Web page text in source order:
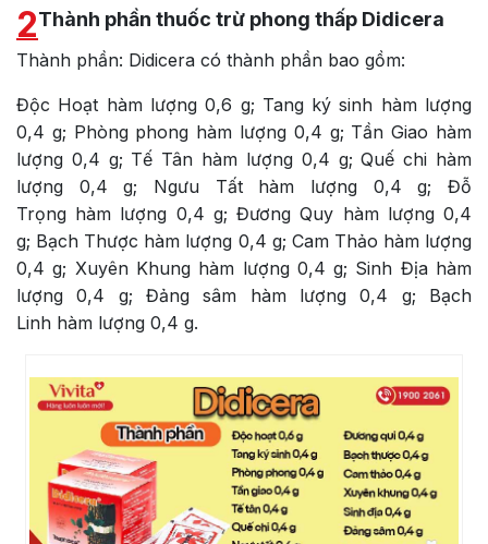
2Thành phần thuốc trừ phong thấp Didicera
Thành phần: Didicera có thành phần bao gồm:
Độc Hoạt hàm lượng 0,6 g; Tang ký sinh hàm lượng
0,4 g; Phòng phong hàm lượng 0,4 g; Tần Giao hàm
lượng 0,4 g; Tế Tân hàm lượng 0,4 g; Quế chi hàm
lượng 0,4 g; Ngưu Tất hàm lượng 0,4 g; Đỗ
Trọng hàm lượng 0,4 g; Đương Quy hàm lượng 0,4
g; Bạch Thược hàm lượng 0,4 g; Cam Thảo hàm lượng
0,4 g; Xuyên Khung hàm lượng 0,4 g; Sinh Địa hàm
lượng 0,4 g; Đảng sâm hàm lượng 0,4 g; Bạch
Linh hàm lượng 0,4 g.